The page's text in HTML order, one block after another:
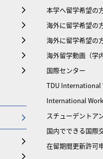
本学へ留学希望の
海外に留学希望の
海外に留学希望の
海外留学動画（学
国際センター
TDU International
International
スチューデントア
国内でできる国際
在留期間更新許可